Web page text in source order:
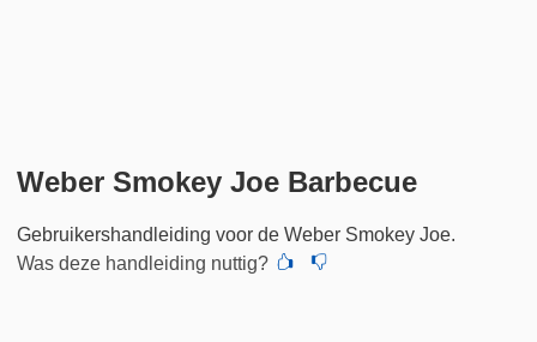
Weber Smokey Joe Barbecue
Gebruikershandleiding voor de Weber Smokey Joe.
Was deze handleiding nuttig?